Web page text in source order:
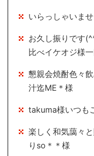
いらっしゃいま
お久し振りです
比べイケオジ様
懇親会焼酎色々
汁迄ME＊様
takuma様いつも
楽しく和気藹々
りso＊＊様